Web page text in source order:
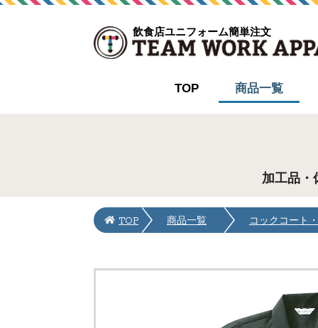
飲食店ユニフォーム簡単注文
TOP 商品一覧
加工品・
TOP 商品一覧 コックコート